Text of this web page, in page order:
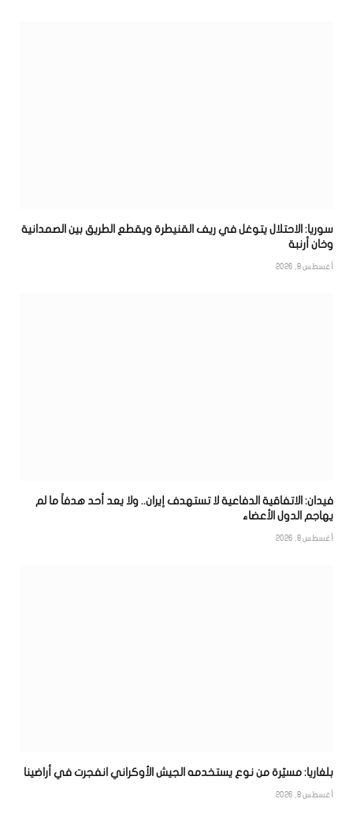
سوريا: الاحتلال يتوغل في ريف القنيطرة ويقطع الطريق بين الصمدانية
وخان أرنبة
أغسطس 8, 2026
فيدان: الاتفاقية الدفاعية لا تستهدف إيران.. ولا يعد أحد هدفاً ما لم
يهاجم الدول الأعضاء
أغسطس 8, 2026
بلغاريا: مسيّرة من نوع يستخدمه الجيش الأوكراني انفجرت في أراضينا
أغسطس 8, 2026